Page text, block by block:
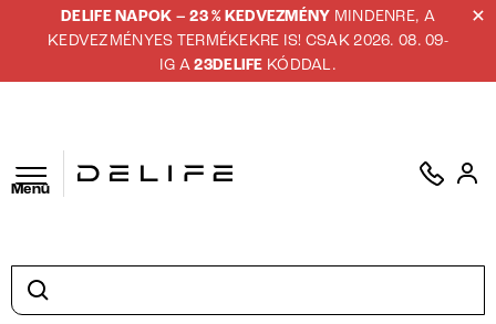
DELIFE NAPOK – 23 % KEDVEZMÉNY MINDENRE, A
KEDVEZMÉNYES TERMÉKEKRE IS! CSAK 2026. 08. 09-
IG A23DELIFE KÓDDAL.
Menü